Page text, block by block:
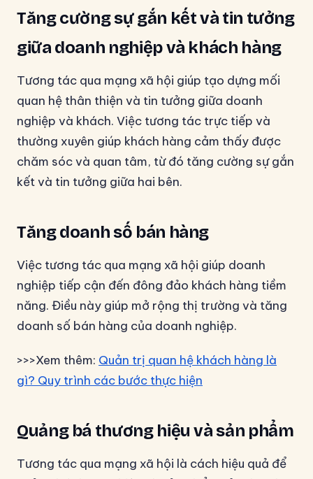
Tăng cường sự gắn kết và tin tưởng
giữa doanh nghiệp và khách hàng
Tương tác qua mạng xã hội giúp tạo dựng mối
quan hệ thân thiện và tin tưởng giữa doanh
nghiệp và khách. Việc tương tác trực tiếp và
thường xuyên giúp khách hàng cảm thấy được
chăm sóc và quan tâm, từ đó tăng cường sự gắn
kết và tin tưởng giữa hai bên.
Tăng doanh số bán hàng
Việc tương tác qua mạng xã hội giúp doanh
nghiệp tiếp cận đến đông đảo khách hàng tiềm
năng. Điều này giúp mở rộng thị trường và tăng
doanh số bán hàng của doanh nghiệp.
>>>Xem thêm: Quản trị quan hệ khách hàng là
gì? Quy trình các bước thực hiện
Quảng bá thương hiệu và sản phẩm
Tương tác qua mạng xã hội là cách hiệu quả để